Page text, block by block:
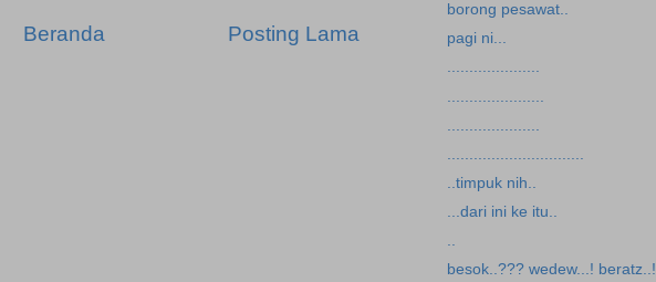
Posting Lama
Beranda
borong pesawat..
pagi ni...
.....................
..timpuk nih..
...dari ini ke itu..
..
besok..??? wedew...! beratz..!